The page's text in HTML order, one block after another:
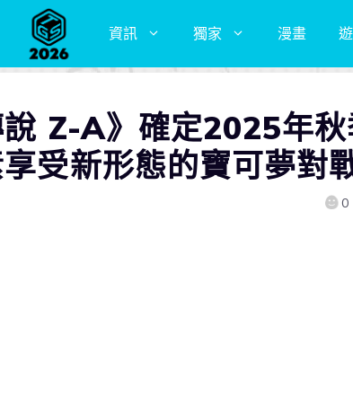
資訊 獨家 漫畫
Z-A》確定2025年
受新形態的寶可夢對
0